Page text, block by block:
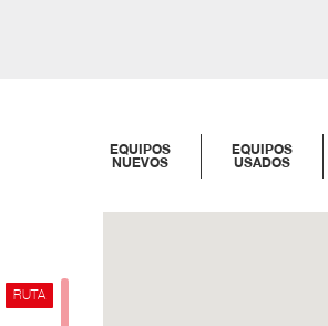
EQUIPOS
NUEVOS
EQUIPOS
USADOS
RUTA